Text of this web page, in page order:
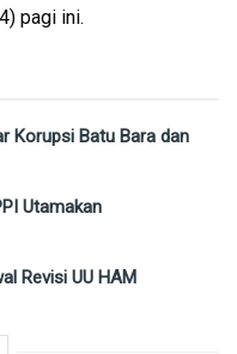
pagi ini.
Korupsi Batu Bara dan
Utamakan
Revisi UU HAM